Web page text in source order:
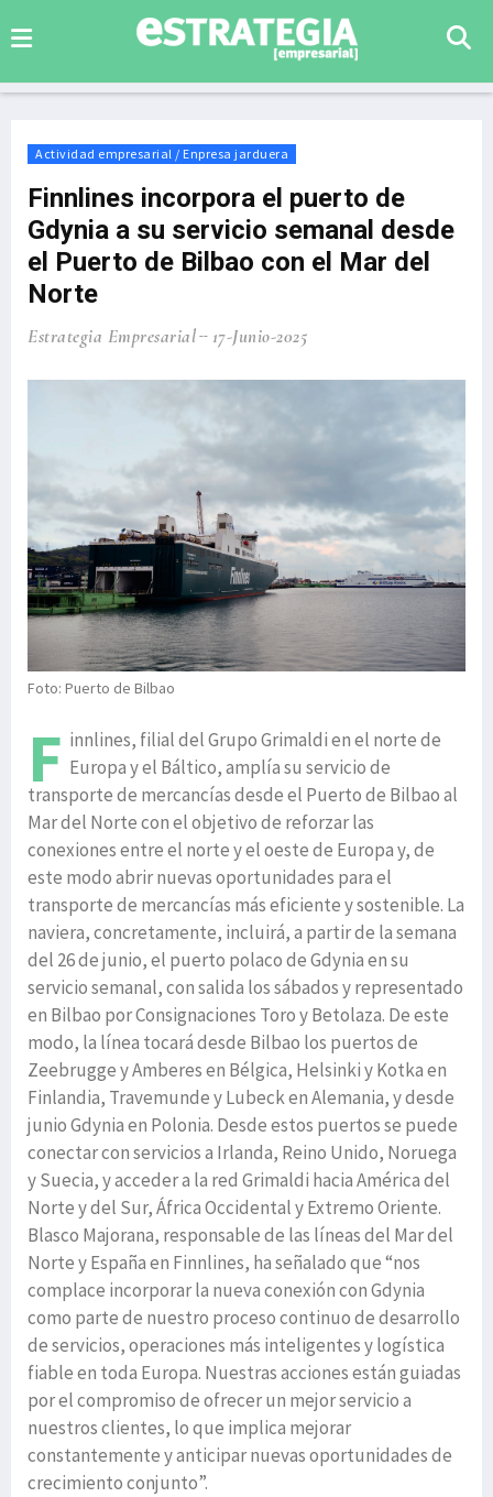
Actividad empresarial / Enpresa jarduera
Finnlines incorpora el puerto de
Gdynia a su servicio semanal desde
el Puerto de Bilbao con el Mar del
Norte
Estrategia Empresarial 17-Junio-2025
Foto: Puerto de Bilbao
F innlines, filial del Grupo Grimaldi en el norte de
Europa y el Báltico, amplía su servicio de
transporte de mercancías desde el Puerto de Bilbao al
Mar del Norte con el objetivo de reforzar las
conexiones entre el norte y el oeste de Europa y, de
este modo abrir nuevas oportunidades para el
transporte de mercancías más eficiente y sostenible. La
naviera, concretamente, incluirá, a partir de la semana
del 26 de junio, el puerto polaco de Gdynia en su
servicio semanal, con salida los sábados y representado
en Bilbao por Consignaciones Toro y Betolaza. De este
modo, la línea tocará desde Bilbao los puertos de
Zeebrugge y Amberes en Bélgica, Helsinki y Kotka en
Finlandia, Travemunde y Lubeck en Alemania, y desde
junio Gdynia en Polonia. Desde estos puertos se puede
conectar con servicios a Irlanda, Reino Unido, Noruega
y Suecia, y acceder a la red Grimaldi hacia América del
Norte y del Sur, África Occidental y Extremo Oriente.
Blasco Majorana, responsable de las líneas del Mar del
Norte y España en Finnlines, ha señalado que “nos
complace incorporar la nueva conexión con Gdynia
como parte de nuestro proceso continuo de desarrollo
de servicios, operaciones más inteligentes y logística
fiable en toda Europa. Nuestras acciones están guiadas
por el compromiso de ofrecer un mejor servicio a
nuestros clientes, lo que implica mejorar
constantemente y anticipar nuevas oportunidades de
crecimiento conjunto”.